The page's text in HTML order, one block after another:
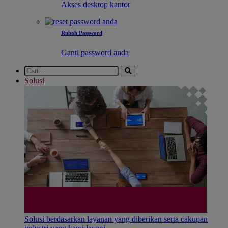
Akses desktop kantor
Rubah Password
Ganti password anda
Solusi
Solusi berdasarkan layanan yang diberikan serta cakupan